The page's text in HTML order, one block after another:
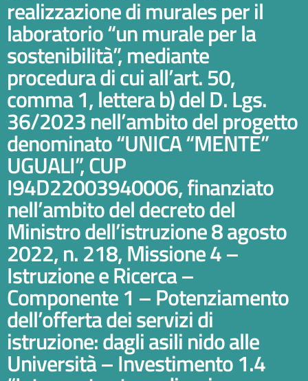
realizzazione di murales per il
laboratorio “un murale per la
sostenibilità”, mediante
procedura di cui all’art. 50,
comma 1, lettera b) del D. Lgs.
36/2023 nell’ambito del progetto
denominato “UNICA “MENTE”
UGUALI”, CUP
I94D22003940006, finanziato
nell’ambito del decreto del
Ministro dell’istruzione 8 agosto
2022, n. 218, Missione 4 –
Istruzione e Ricerca –
Componente 1 – Potenziamento
dell’offerta dei servizi di
istruzione: dagli asili nido alle
Università – Investimento 1.4